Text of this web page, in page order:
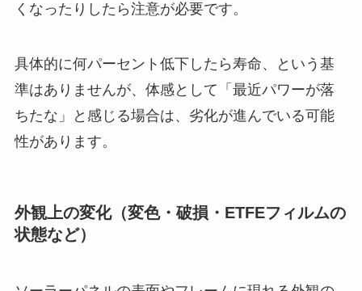
くなったりしたら注意が必要です。
具体的に何パーセント低下したら寿命、という基
準はありませんが、体感として「最近パワーが落
ちたな」と感じる場合は、劣化が進んでいる可能
性があります。
外観上の変化（変色・破損・ETFEフィルムの
状態など）